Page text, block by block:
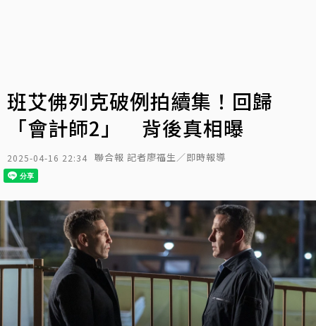
班艾佛列克破例拍續集！回歸
「會計師2」 背後真相曝
2025-04-16 22:34 聯合報 記者廖福生／即時報導